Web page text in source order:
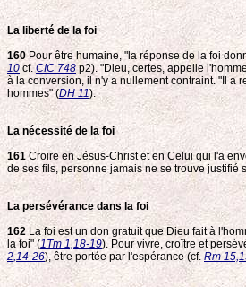
La liberté de la foi
160Pour être humaine, "la réponse de la foi
10cf.CIC 748p2). "Dieu, certes, appelle
à la conversion, il n'y a nullement contraint. "Il a
hommes" (DH 11).
La nécessité de la foi
161Croire en Jésus-Christ et en Celui qui l'a
de ses fils, personne jamais ne se trouve
La persévérance dans la foi
162 La foi est un don gratuit que Dieu fait à
la foi" (1Tm 1,18-19). Pour vivre, croître et
2,14-26), être portée par l'espérance (cf. Rm